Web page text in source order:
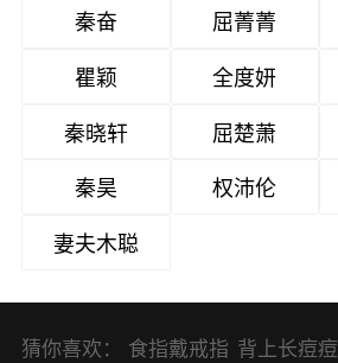
秦奋
屈菁菁
瞿颖
全度妍
秦晓轩
屈楚萧
秦昊
权沛伦
妻夫木聪
猜你喜欢： 食指戴戒指 背上长痘痘